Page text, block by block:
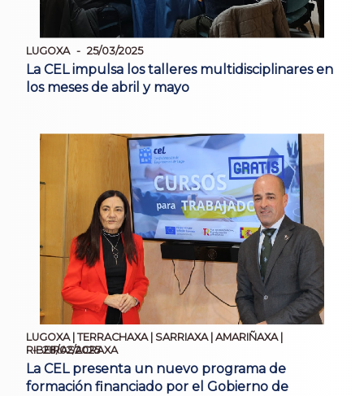
LUGOXA 25/03/2025
La CEL impulsa los talleres multidisciplinares en
los meses de abril y mayo
LUGOXA | TERRACHAXA | SARRIAXA | AMARIÑAXA |
RIBEIRASACRAXA
28/02/2025
La CEL presenta un nuevo programa de
formación financiado por el Gobierno de